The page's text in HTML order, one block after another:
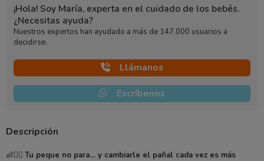
¡Hola! Soy María, experta en el cuidado de los bebés.
¿Necesitas ayuda?
Nuestros expertos han ayudado a más de 147.000 usuarios a
decidirse.
Llámanos
Escríbenos
Descripción
👶🏃‍♂️ Tu peque no para… y cambiarle el pañal cada vez es más